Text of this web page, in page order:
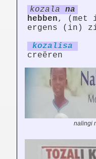
kozala na
hebben, (met
ergens (in)
kozalisa
creëren
nalingi